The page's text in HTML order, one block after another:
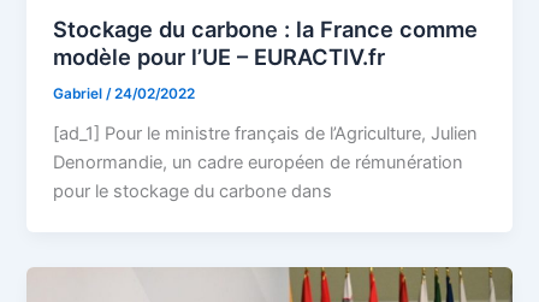
Stockage du carbone : la France comme
modèle pour l’UE – EURACTIV.fr
Gabriel/24/02/2022
[ad_1] Pour le ministre français de l’Agriculture, Julien
Denormandie, un cadre européen de rémunération
pour le stockage du carbone dans